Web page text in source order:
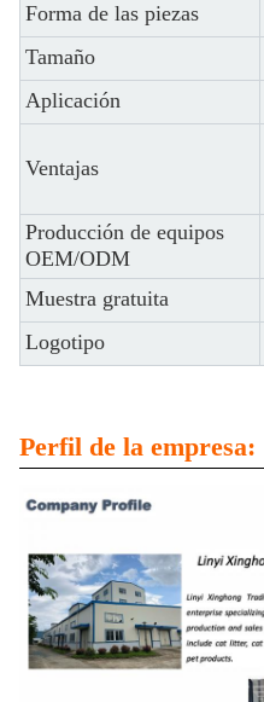
Forma de las piezas
Tamaño
Aplicación
Ventajas
Producción de equipos
OEM/ODM
Muestra gratuita
Logotipo
Perfil de la empresa: